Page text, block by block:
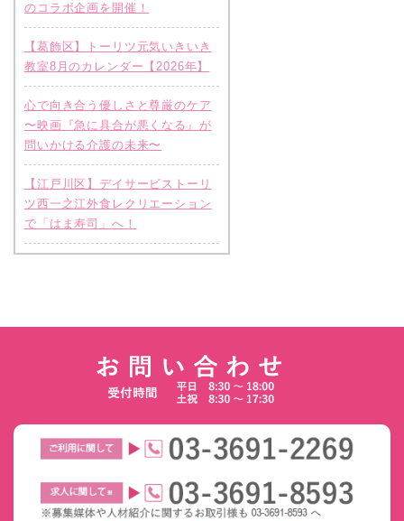
のコラボ企画を開催！
【葛飾区】トーリツ元気いきいき
教室8月のカレンダー【2026年】
心で向き合う優しさと尊厳のケア
〜映画『急に具合が悪くなる』が
問いかける介護の未来〜
【江戸川区】デイサービストーリ
ツ西一之江外食レクリエーション
で「はま寿司」へ！